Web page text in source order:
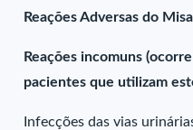
Reações Adversas do
Reações incomuns
pacientes que utilizam
Infecções das vias